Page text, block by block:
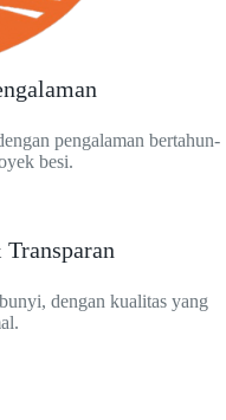
pengalaman bertahun-
besi.
dengan kualitas yang